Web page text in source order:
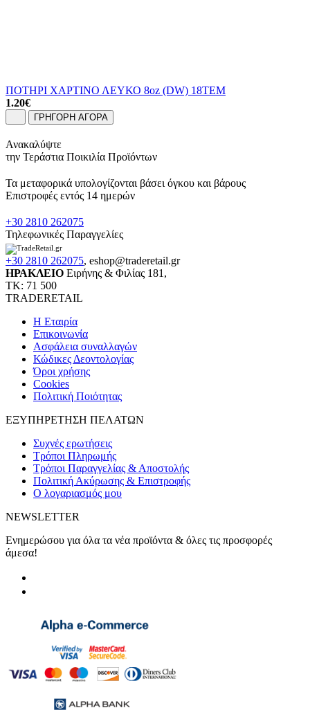
ΠΟΤΗΡΙ ΧΑΡΤΙΝΟ ΛΕΥΚΟ 8oz (DW) 18ΤΕΜ
1.20€
ΓΡΗΓΟΡΗ ΑΓΟΡΑ
Ανακαλύψτε
την Τεράστια Ποικιλία Προϊόντων
Τα μεταφορικά υπολογίζονται βάσει όγκου και βάρους
Επιστροφές εντός 14 ημερών
+30 2810 262075
Τηλεφωνικές Παραγγελίες
+30 2810 262075, eshop@traderetail.gr
ΗΡΑΚΛΕΙΟ Ειρήνης & Φιλίας 181,
ΤΚ: 71 500
TRADERETAIL
H Εταιρία
Eπικοινωνία
Ασφάλεια συναλλαγών
Κώδικες Δεοντολογίας
Όροι χρήσης
Cookies
Πολιτική Ποιότητας
ΕΞΥΠΗΡΕΤΗΣΗ ΠΕΛΑΤΩΝ
Συχνές ερωτήσεις
Τρόποι Πληρωμής
Τρόποι Παραγγελίας & Αποστολής
Πολιτική Ακύρωσης & Επιστροφής
Ο λογαριασμός μου
NEWSLETTER
Ενημερώσου για όλα τα νέα προϊόντα & όλες τις προσφορές
άμεσα!